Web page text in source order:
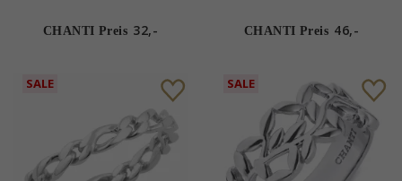
CHANTI Preis 32,- CHANTI Preis 46,-
SALE SALE